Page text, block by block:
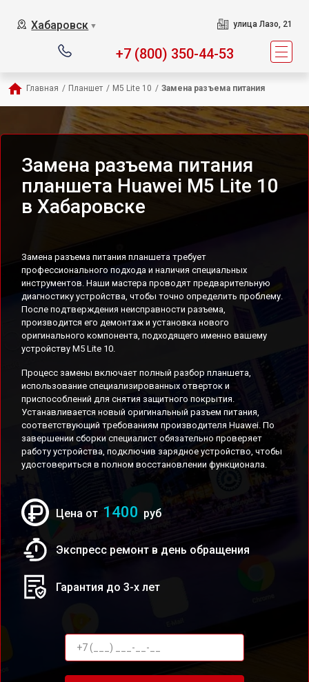
Хабаровск ▼ улица Лазо, 21
+7 (800) 350-44-53
Главная / Планшет / M5 Lite 10 / Замена разъема питания
Замена разъема питания
планшета Huawei M5 Lite 10
в Хабаровске
Замена разъема питания планшета требует
профессионального подхода и наличия специальных
инструментов. Наши мастера проводят предварительную
диагностику устройства, чтобы точно определить проблему.
После подтверждения неисправности разъема,
производится его демонтаж и установка нового
оригинального компонента, подходящего именно вашему
устройству M5 Lite 10.
Процесс замены включает полный разбор планшета,
использование специализированных отверток и
приспособлений для снятия защитного покрытия.
Устанавливается новый оригинальный разъем питания,
соответствующий требованиям производителя Huawei. По
завершении сборки специалист обязательно проверяет
работу устройства, подключив зарядное устройство, чтобы
удостовериться в полном восстановлении функционала.
Цена от 1400 руб
Экспресс ремонт в день обращения
Гарантия до 3-х лет